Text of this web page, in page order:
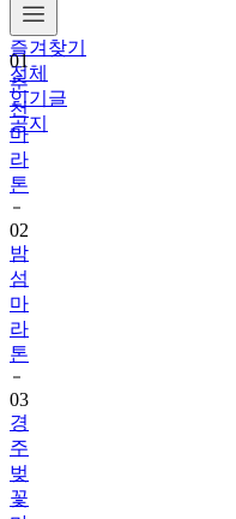
즐겨찾기
전체
인기글
공지
01
춘
천
마
라
톤
02
밤
섬
마
라
톤
03
경
주
벚
꽃